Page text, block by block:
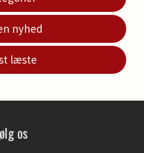
nyhed
læste
os